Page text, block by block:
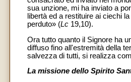
sua unzione, mi ha inviato a
libertà ed a restituire ai ciechi
perduto» (Lc 19,10).
Ora tutto quanto il Signore ha
diffuso fino all'estremità della
salvezza di tutti, si realizza
La missione dello Spirito